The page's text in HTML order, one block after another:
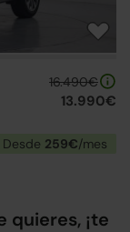
16.490€
13.990€
Desde 259€/mes
quieres, ¡te